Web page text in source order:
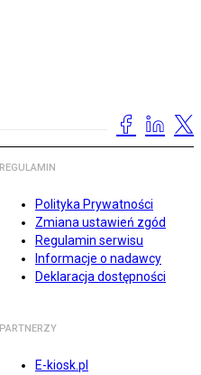
REGULAMIN
Polityka Prywatności
Zmiana ustawień zgód
Regulamin serwisu
Informacje o nadawcy
Deklaracja dostępności
PARTNERZY
E-kiosk.pl